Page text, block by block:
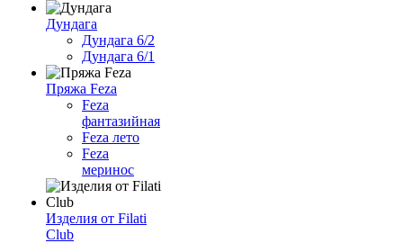
Дундага
Дундага 6/2
Дундага 6/1
Пряжа Feza
Feza
фантазийная
Feza лето
Feza
меринос
Изделия от Filati
Club